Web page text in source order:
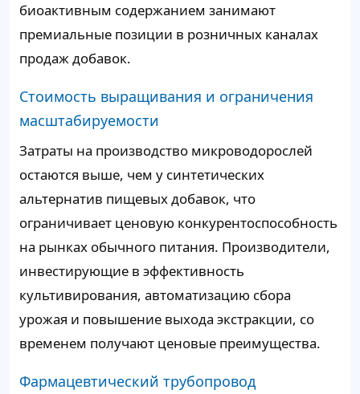
биоактивным содержанием занимают
премиальные позиции в розничных каналах
продаж добавок.
Стоимость выращивания и ограничения
масштабируемости
Затраты на производство микроводорослей
остаются выше, чем у синтетических
альтернатив пищевых добавок, что
ограничивает ценовую конкурентоспособность
на рынках обычного питания. Производители,
инвестирующие в эффективность
культивирования, автоматизацию сбора
урожая и повышение выхода экстракции, со
временем получают ценовые преимущества.
Фармацевтический трубопровод